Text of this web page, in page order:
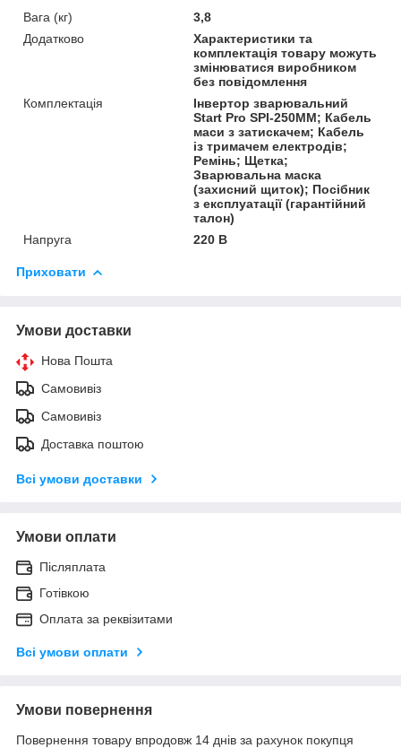
Вага (кг)
3,8
Додатково
Характеристики та
комплектація товару можуть
змінюватися виробником
без повідомлення
Комплектація
Інвертор зварювальний
Start Pro SPI-250MM; Кабель
маси з затискачем; Кабель
із тримачем електродів;
Ремінь; Щетка;
Зварювальна маска
(захисний щиток); Посібник
з експлуатації (гарантійний
талон)
Напруга
220 В
Приховати
Умови доставки
Нова Пошта
Самовивіз
Самовивіз
Доставка поштою
Всі умови доставки
Умови оплати
Післяплата
Готівкою
Оплата за реквізитами
Всі умови оплати
Умови повернення
Повернення товару впродовж 14 днів за рахунок покупця